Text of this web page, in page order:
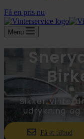
Få en pris nu
Menu
Sikker
udrykning
Få et tilbud